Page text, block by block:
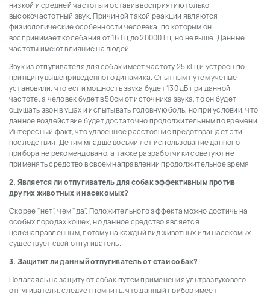
низкой и средней частоты и оставив восприятию только
высокочастотный звук. Причиной такой реакции являются
физиологические особенности человека, по которым он
воспринимает колебания от 16 Гц до 20000 Гц, но не выше. Данные
частоты имеют влияние на людей.
Звук из отпугивателя для собак имеет частоту 25 кГц и устроен по
принципу вышеприведенного динамика. Опытным путем ученые
установили, что если мощность звука будет 130 дБ при данной
частоте, а человек будет в 50см от источника звука, то он будет
ощущать звон в ушах и испытывать головную боль, но при условии, что
данное воздействие будет достаточно продолжительным по времени.
Интересный факт, что удвоенное расстояние предотвращает эти
последствия. Детям младше восьми лет использование данного
прибора не рекомендовано, а также разработчики советуют не
применять средство в своем направлении продолжительное время.
2. Является ли отпугиватель для собак эффективным против
других животных и насекомых?
Скорее "нет", чем "да". Положительного эффекта можно достичь на
особых породах кошек, но данное средство является
целенаправленным, потому на каждый вид животных или насекомых
существует свой отпугиватель.
3. Защитит ли данный отпугиватель от стаи собак?
Полагаясь на защиту от собак путем применения ультразвукового
отпугивателя, следует помнить, что данный прибор имеет